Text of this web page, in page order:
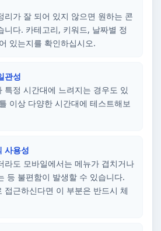
리가 잘 되어 있지 않으면 원하는 콘
니다. 카테고리, 키워드, 날짜별 정
있는지를 확인하십시오.
관성
특정 시간대에 느려지는 경우도 있
이상 다양한 시간대에 테스트해보
사용성
라도 모바일에서는 메뉴가 겹치거나
등 불편함이 발생할 수 있습니다.
접근하신다면 이 부분은 반드시 체